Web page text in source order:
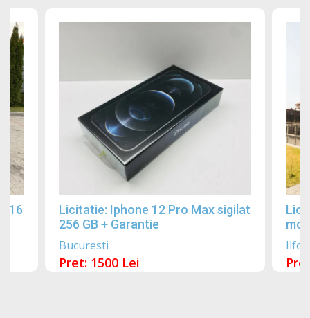
Licitatie: Iphone 12 Pro Max sigilat
256 GB + Garantie
Bucuresti
Pret: 1500 Lei
Ilfov